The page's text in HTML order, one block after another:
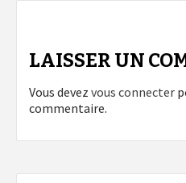
LAISSER UN
Vous devez vous connecter
commentaire.